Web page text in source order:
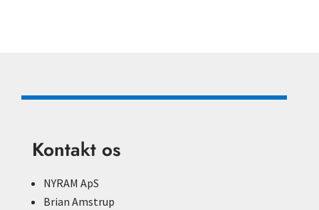
Kontakt os
NYRAM ApS
Brian Amstrup